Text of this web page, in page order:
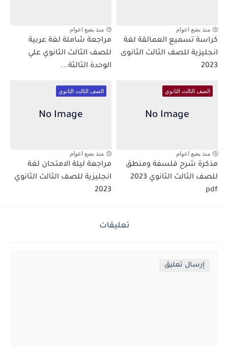
منذ بضع اعوام
كراسة تسميع العمالقة لغة
انجليزية للصف الثالث الثانوى
2023
منذ بضع اعوام
مراجعة شاملة لغة عربية
للصف الثالث الثانوي علي
الوحدة الثالثة...
الصف الثالث الثانوي
منذ بضع اعوام
مذكرة شرح فلسفة ومنطق
للصف الثالث الثانوي 2023
pdf
الصف الثالث الثانوي
منذ بضع اعوام
مراجعة ليلة الامتحان لغة
انجليزية للصف الثالث الثانوي
2023
تعليقات
إرسال تعليق